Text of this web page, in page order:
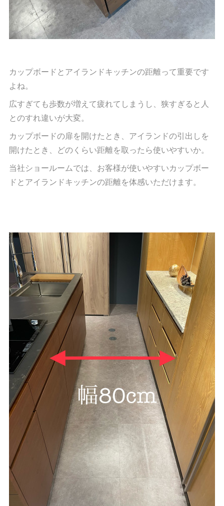
カップボードとアイランドキッチンの距離って重要です
よね。
広すぎても歩数が増えて疲れてしまうし、狭すぎると人
とのすれ違いが大変。
カップボードの扉を開けたとき、アイランドの引出しを
開けたとき、どのくらい距離を取ったら使いやすいか。
当社ショールームでは、お客様が使いやすいカップボー
ドとアイランドキッチンの距離を体感いただけます。